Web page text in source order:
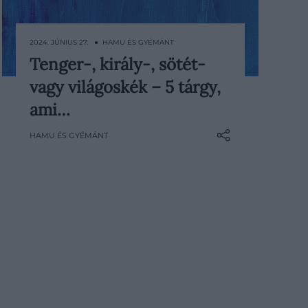
Életünk egyik legmeghatározóbb
színe a kék, hiszen a felettünk
elterülő égbolt, a végtelennek tűnő
hercegének szemei is ebben a
2024. JÚNIUS 27. ● HAMU ÉS GYÉMÁNT
Tenger-, király-, sötét-
vagy világoskék – 5 tárgy,
ami…
HAMU ÉS GYÉMÁNT